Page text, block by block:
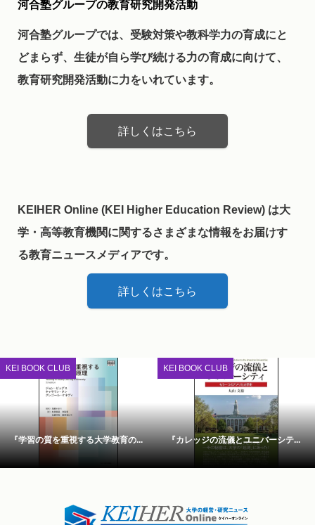
河合塾グループの教育研究開発活動
河合塾グループでは、受験対策や教科学力の育成にと
どまらず、生徒が自ら学び続ける力の育成に向けて、
教育研究開発活動に力をいれています。
詳しくはこちら
KEIHER Online (KEI Higher Education Review) は大
学・高等教育機関に関するさまざまな情報をお届けす
る教育ニュースメディアです。
詳しくはこちら
KEI BOOK CLUB
『学習の質を重視する大学教育の...
KEI BOOK CLUB
『カレッジの流儀とユニバーシテ...